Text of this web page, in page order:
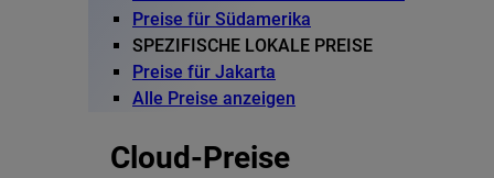
Preise für Südamerika
SPEZIFISCHE LOKALE PREISE
Preise für Jakarta
Alle Preise anzeigen
Cloud-Preise